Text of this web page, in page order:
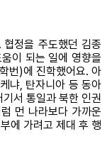
정을 주도했던 김종
이 되는 일에 영향을
번)에 진학했어요. 아
냐, 탄자니아 등 동아
서 통일과 북한 인권
먼 나라보다 가까운
에 가려고 제대 후 행